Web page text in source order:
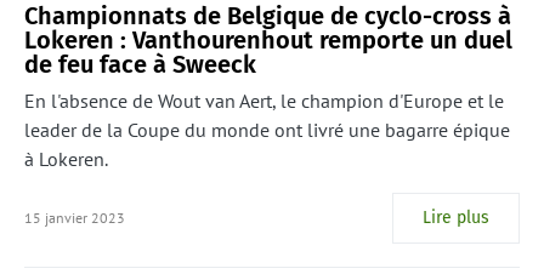
Championnats de Belgique de cyclo-cross à
Lokeren : Vanthourenhout remporte un duel
de feu face à Sweeck
En l'absence de Wout van Aert, le champion d'Europe et le
leader de la Coupe du monde ont livré une bagarre épique
à Lokeren.
15 janvier 2023 Lire plus